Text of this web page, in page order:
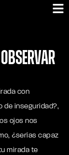
observar
con
de inseguridad?,
ojos nos
¿serías capaz
mirada te